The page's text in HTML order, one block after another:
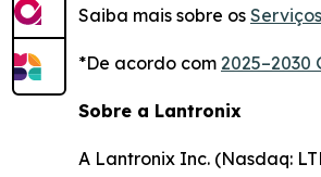
Saiba mais sobre os
*De acordo com 2025–2030
Sobre a Lantronix
A Lantronix Inc. (Nasdaq: